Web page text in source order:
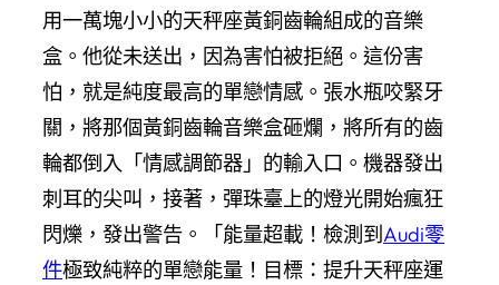
用一萬塊小小的天秤座黃銅齒輪組成的音樂
盒。他從未送出，因為害怕被拒絕。這份害
怕，就是純度最高的單戀情感。張水瓶咬緊牙
關，將那個黃銅齒輪音樂盒砸爛，將所有的齒
輪都倒入「情感調節器」的輸入口。機器發出
刺耳的尖叫，接著，彈珠臺上的燈光開始瘋狂
閃爍，發出警告。「能量超載！檢測到 Audi零
件極致純粹的單戀能量！目標：提升天秤座運